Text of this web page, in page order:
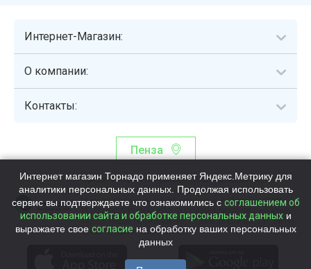
Интернет-Магазин:
О компании:
Контакты:
Пенза
Торнадо - интернет-гипермаркет, осуществляющий сборку,
выдачу и доставку готовых наборов продуктов питания.
Общество с ограниченной ответственностью «Торнадо» (ОГРН
1115837002819, ИНН/КПП 5837047684/583701001, юр. адрес:
440058, Россия, Пензенская обл., г. Пенза, ул.Бийская, д.1Г, оф.17)
Номер телефона +78003339713
Интернет магазин Торнадо применяет Яндекс.Метрику для
аналитики персональных данных. Продолжая использовать
сервис вы подтверждаете что ознакомились с соглашением об
использовании сайта и обработке персональных данныхи
выражаете свое согласие на обработку ваших персональных
данных